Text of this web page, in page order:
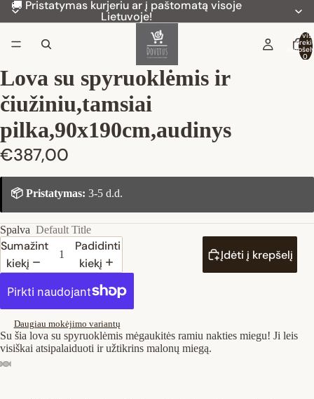
🚚 Pristatymas kurjeriu ar į paštomatą visoje
Lietuvoje!
Iš
0
Lova su spyruoklėmis ir
čiužiniu,tamsiai
pilka,90x190cm,audinys
€387,00
📦 Pristatymas: 3-5 d.d.
Spalva Default Title
Sumažinti
kiekį
Padidinti
kiekį
Įdėti į krepšelį
Daugiau mokėjimo variantų
Su šia lova su spyruoklėmis mėgaukitės ramiu nakties miegu! Ji leis
visiškai atsipalaiduoti ir užtikrins malonų miegą.